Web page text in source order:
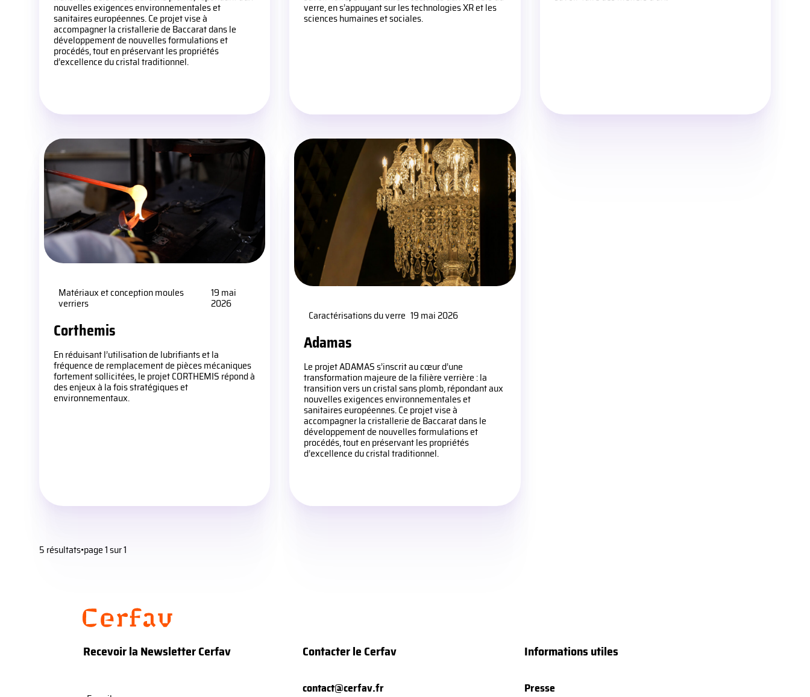
nouvelles exigences environnementales et
sanitaires européennes. Ce projet vise à
accompagner la cristallerie de Baccarat dans le
développement de nouvelles formulations et
procédés, tout en préservant les propriétés
d’excellence du cristal traditionnel.
verre, en s’appuyant sur les technologies XR et les
sciences humaines et sociales.
Matériaux et conception moules
verriers
19 mai
2026
Corthemis
En réduisant l’utilisation de lubrifiants et la
fréquence de remplacement de pièces mécaniques
fortement sollicitées, le projet CORTHEMIS répond à
des enjeux à la fois stratégiques et
environnementaux.
Caractérisations du verre 19 mai 2026
Adamas
Le projet ADAMAS s’inscrit au cœur d’une
transformation majeure de la filière verrière : la
transition vers un cristal sans plomb, répondant aux
nouvelles exigences environnementales et
sanitaires européennes. Ce projet vise à
accompagner la cristallerie de Baccarat dans le
développement de nouvelles formulations et
procédés, tout en préservant les propriétés
d’excellence du cristal traditionnel.
5 résultats•page 1 sur 1
Recevoir la Newsletter Cerfav Contacter le Cerfav
contact@cerfav.fr
Informations utiles
Presse